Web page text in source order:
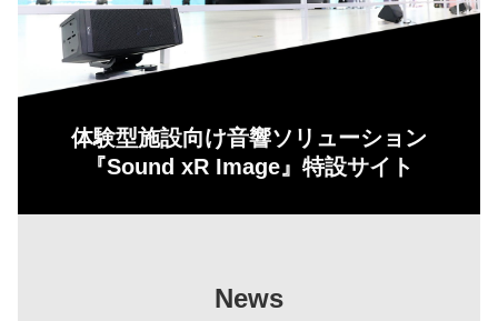
体験型施設向け音響ソリューション
『Sound xR Image』特設サイト
News